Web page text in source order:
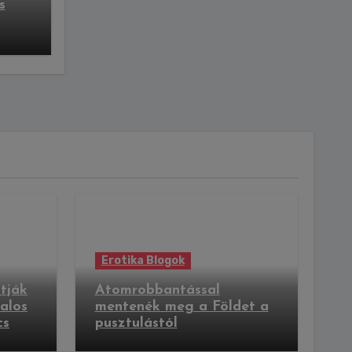
Erotika Blogok
Atomrobbantással
mentenék meg a Földet a
pusztulástól